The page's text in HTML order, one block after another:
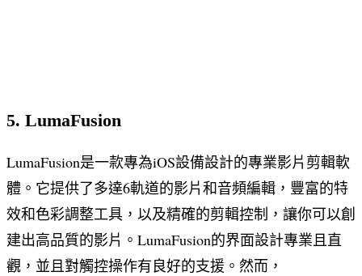
5. LumaFusion
LumaFusion是一款專為iOS設備設計的專業影片剪輯軟
體。它提供了多達6軌道的影片和音頻編輯，豐富的特
效和色彩調整工具，以及精確的剪輯控制，讓你可以創
建出高品質的影片。LumaFusion的界面設計專業且直
觀，並且對觸控操作有良好的支援。然而，